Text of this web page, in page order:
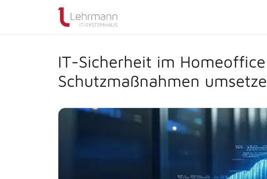
IT-Sicherheit im
Schutzmaßnahmen